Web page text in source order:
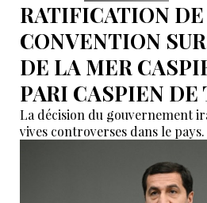
RATIFICATION
CONVENTION
DE LA MER
PARI CASPIEN DE
La décision du gouvernement
vives controverses dans le pays.